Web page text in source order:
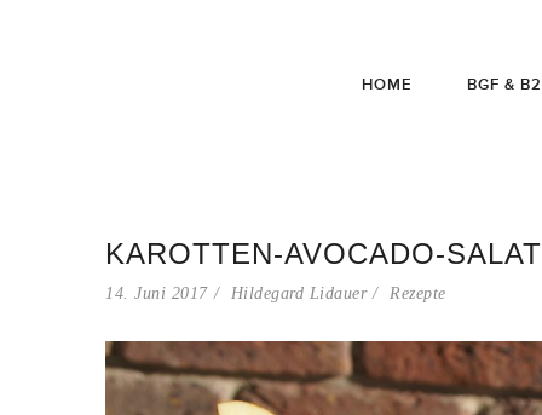
HOME BGF &
KAROTTEN-AVOCADO-SALAT
14. Juni 2017 Hildegard Lidauer Rezepte